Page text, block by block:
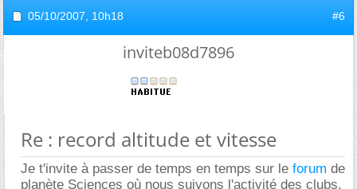
05/10/2007, 10h18 #6
inviteb08d7896
Re : record altitude et vitesse
Je t'invite à passer de temps en temps sur le forum de
planète Sciences où nous suivons l'activité des clubs.